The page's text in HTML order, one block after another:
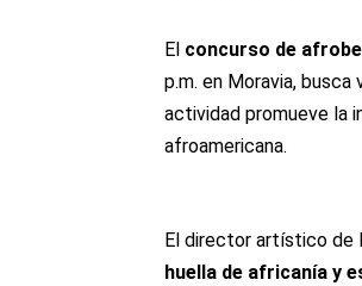
El concurso de
p.m. en Moravia,
actividad promueve la
afroamericana.
El director artístico de
huella de africanía y